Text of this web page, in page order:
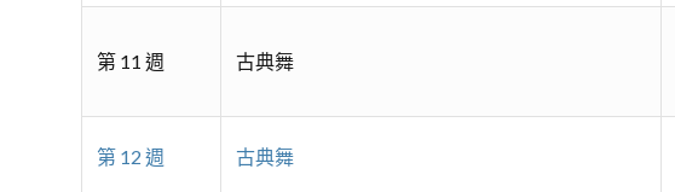
第 11 週 古典舞
第 12 週 古典舞